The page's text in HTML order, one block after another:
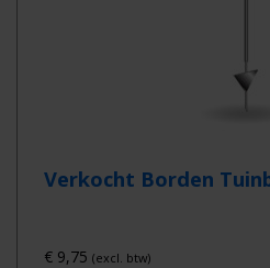
Verkocht Borden
€ 9,75 (excl. btw)